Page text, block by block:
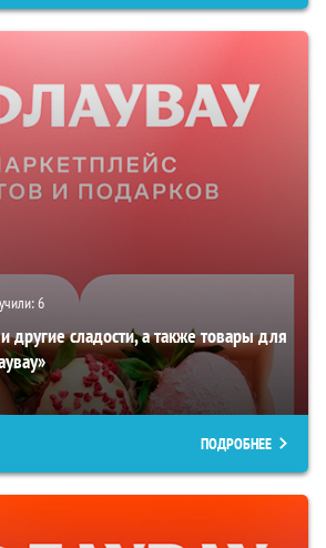
6
сладости, а также товары для
ПОДРОБНЕЕ